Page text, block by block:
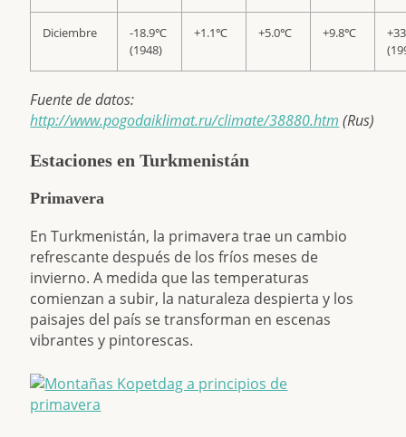
Diciembre
-18.9℃
(1948)
+1.1℃ +5.0℃ +9.8℃
Fuente de datos:
http://www.pogodaiklimat.ru/climate/38880.htm (Rus)
Estaciones en Turkmenistán
Primavera
En Turkmenistán, la primavera trae un cambio
refrescante después de los fríos meses de
invierno. A medida que las temperaturas
comienzan a subir, la naturaleza despierta y los
paisajes del país se transforman en escenas
vibrantes y pintorescas.